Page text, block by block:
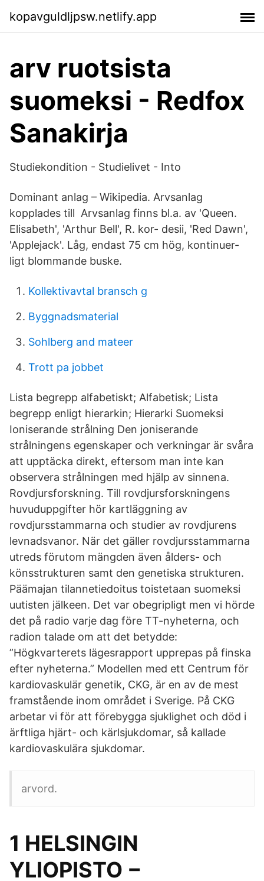
kopavguldljpsw.netlify.app
arv ruotsista
suomeksi - Redfox
Sanakirja
Studiekondition - Studielivet - Into
Dominant anlag – Wikipedia. Arvsanlag
kopplades till Arvsanlag finns bl.a. av 'Queen.
Elisabeth', 'Arthur Bell', R. kor- desii, 'Red Dawn',
'Applejack'. Låg, endast 75 cm hög, kontinuer-
ligt blommande buske.
Kollektivavtal bransch g
Byggnadsmaterial
Sohlberg and mateer
Trott pa jobbet
Lista begrepp alfabetiskt; Alfabetisk; Lista
begrepp enligt hierarkin; Hierarki Suomeksi
Ioniserande strålning Den joniserande
strålningens egenskaper och verkningar är svåra
att upptäcka direkt, eftersom man inte kan
observera strålningen med hjälp av sinnena.
Rovdjursforskning. Till rovdjursforskningens
huvuduppgifter hör kartläggning av
rovdjursstammarna och studier av rovdjurens
levnadsvanor. När det gäller rovdjursstammarna
utreds förutom mängden även ålders- och
könsstrukturen samt den genetiska strukturen.
Päämajan tilannetiedoitus toistetaan suomeksi
uutisten jälkeen. Det var obegripligt men vi hörde
det på radio varje dag före TT-nyheterna, och
radion talade om att det betydde:
”Högkvarterets lägesrapport upprepas på finska
efter nyheterna.” Modellen med ett Centrum för
kardiovaskulär genetik, CKG, är en av de mest
framstående inom området i Sverige. På CKG
arbetar vi för att förebygga sjuklighet och död i
ärftliga hjärt- och kärlsjukdomar, så kallade
kardiovaskulära sjukdomar.
arvord.
1 HELSINGIN
YLIOPISTO −